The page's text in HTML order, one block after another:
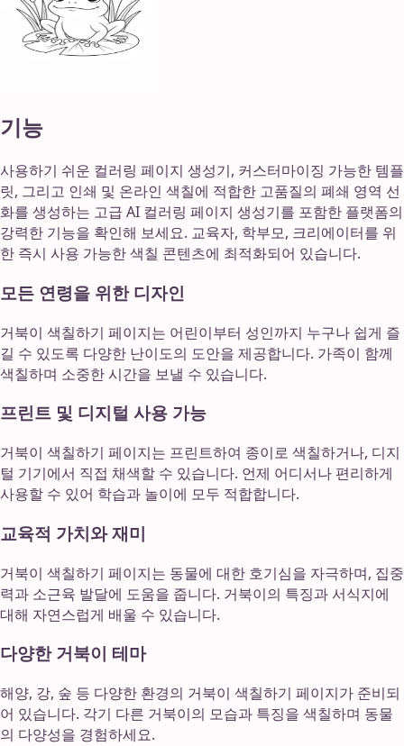
기능
사용하기 쉬운 컬러링 페이지 생성기, 커스터마이징 가능한 템플
릿, 그리고 인쇄 및 온라인 색칠에 적합한 고품질의 폐쇄 영역 선
화를 생성하는 고급 AI 컬러링 페이지 생성기를 포함한 플랫폼의
강력한 기능을 확인해 보세요. 교육자, 학부모, 크리에이터를 위
한 즉시 사용 가능한 색칠 콘텐츠에 최적화되어 있습니다.
모든 연령을 위한 디자인
거북이 색칠하기 페이지는 어린이부터 성인까지 누구나 쉽게 즐
길 수 있도록 다양한 난이도의 도안을 제공합니다. 가족이 함께
색칠하며 소중한 시간을 보낼 수 있습니다.
프린트 및 디지털 사용 가능
거북이 색칠하기 페이지는 프린트하여 종이로 색칠하거나, 디지
털 기기에서 직접 채색할 수 있습니다. 언제 어디서나 편리하게
사용할 수 있어 학습과 놀이에 모두 적합합니다.
교육적 가치와 재미
거북이 색칠하기 페이지는 동물에 대한 호기심을 자극하며, 집중
력과 소근육 발달에 도움을 줍니다. 거북이의 특징과 서식지에
대해 자연스럽게 배울 수 있습니다.
다양한 거북이 테마
해양, 강, 숲 등 다양한 환경의 거북이 색칠하기 페이지가 준비되
어 있습니다. 각기 다른 거북이의 모습과 특징을 색칠하며 동물
의 다양성을 경험하세요.